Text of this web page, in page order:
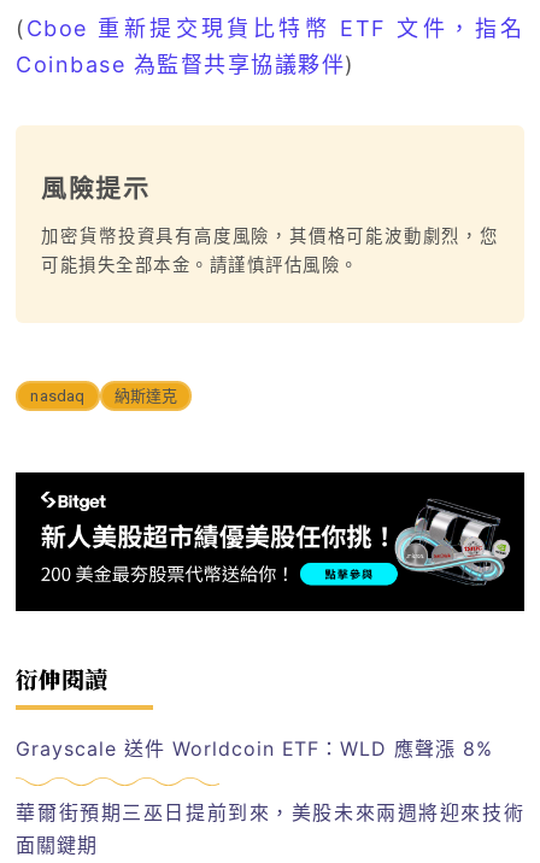
(Cboe 重新提交現貨比特幣 ETF 文件，指名
Coinbase 為監督共享協議夥伴)
風險提示
加密貨幣投資具有高度風險，其價格可能波動劇烈，您
可能損失全部本金。請謹慎評估風險。
nasdaq 納斯達克
衍伸閱讀
Grayscale 送件 Worldcoin ETF：WLD 應聲漲 8%
華爾街預期三巫日提前到來，美股未來兩週將迎來技術
面關鍵期